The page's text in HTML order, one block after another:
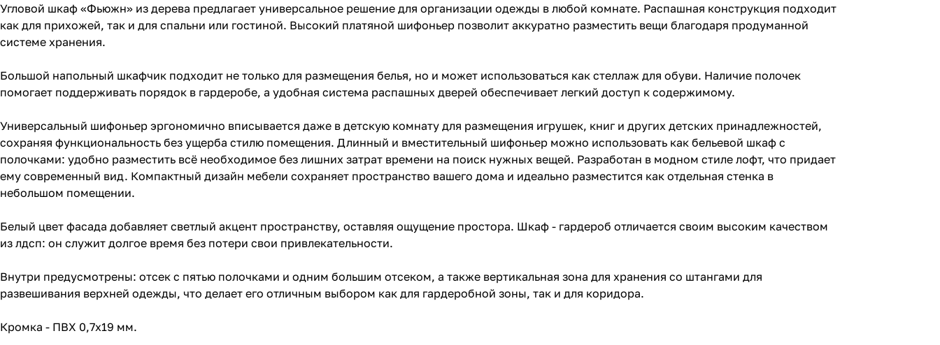
Угловой шкаф «Фьюжн» из дерева предлагает универсальное решение для организации одежды в любой комнате. Распашная конструкция подходит
как для прихожей, так и для спальни или гостиной. Высокий платяной шифоньер позволит аккуратно разместить вещи благодаря продуманной
системе хранения.
Большой напольный шкафчик подходит не только для размещения белья, но и может использоваться как стеллаж для обуви. Наличие полочек
помогает поддерживать порядок в гардеробе, а удобная система распашных дверей обеспечивает легкий доступ к содержимому.
Универсальный шифоньер эргономично вписывается даже в детскую комнату для размещения игрушек, книг и других детских принадлежностей,
сохраняя функциональность без ущерба стилю помещения. Длинный и вместительный шифоньер можно использовать как бельевой шкаф с
полочками: удобно разместить всё необходимое без лишних затрат времени на поиск нужных вещей. Разработан в модном стиле лофт, что придает
ему современный вид. Компактный дизайн мебели сохраняет пространство вашего дома и идеально разместится как отдельная стенка в
небольшом помещении.
Белый цвет фасада добавляет светлый акцент пространству, оставляя ощущение простора. Шкаф - гардероб отличается своим высоким качеством
из лдсп: он служит долгое время без потери свои привлекательности.
Внутри предусмотрены: отсек с пятью полочками и одним большим отсеком, а также вертикальная зона для хранения со штангами для
развешивания верхней одежды, что делает его отличным выбором как для гардеробной зоны, так и для коридора.
Кромка - ПВХ 0,7x19 мм.